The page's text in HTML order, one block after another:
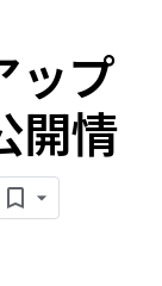
ップ
開情